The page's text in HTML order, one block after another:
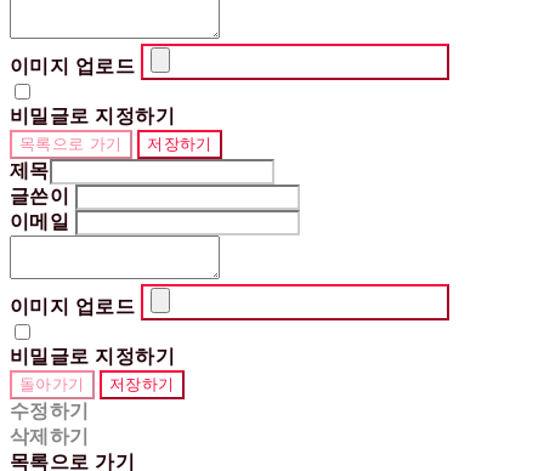
이미지 업로드
비밀글로 지정하기
목록으로 가기 저장하기
제목
글쓴이
이메일
이미지 업로드
비밀글로 지정하기
돌아가기 저장하기
수정하기
삭제하기
목록으로 가기